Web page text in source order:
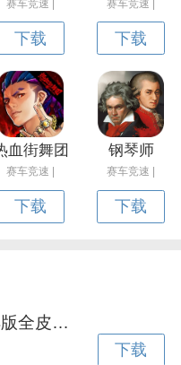
赛车竞速 |
下载
赛车竞速 |
下载
血街舞团
赛车竞速 |
下载
钢琴师
赛车竞速 |
下载
安卓内置功能菜单版
下载